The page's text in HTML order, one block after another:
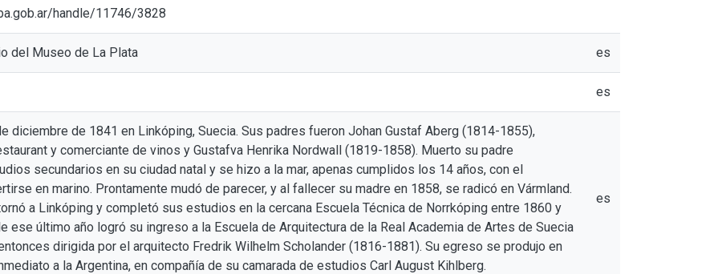
handle/11746/3828
del Museo de La Plata es
es
diciembre de 1841 en Linkóping, Suecia. Sus padres fueron Johan Gustaf Aberg (1814-1855),
y comerciante de vinos y Gustafva Henrika Nordwall (1819-1858). Muerto su padre
secundarios en su ciudad natal y se hizo a la mar, apenas cumplidos los 14 años, con el
en marino. Prontamente mudó de parecer, y al fallecer su madre en 1858, se radicó en Vármland.
a Linkóping y completó sus estudios en la cercana Escuela Técnica de Norrkóping entre 1860 y
ese último año logró su ingreso a la Escuela de Arquitectura de la Real Academia de Artes de Suecia
dirigida por el arquitecto Fredrik Wilhelm Scholander (1816-1881). Su egreso se produjo en
a la Argentina, en compañía de su camarada de estudios Carl August Kihlberg.
es